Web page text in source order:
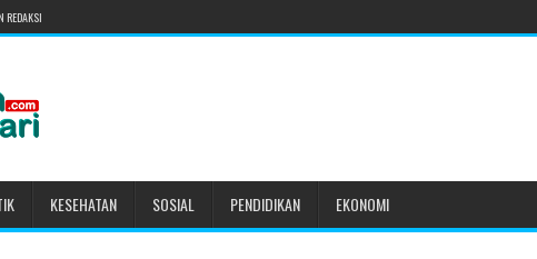
REDAKSI
KESEHATAN SOSIAL PENDIDIKAN EKONOMI